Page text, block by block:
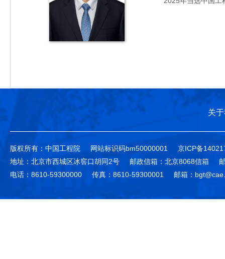
关
版权所有：中国工程院 网站标识码bm50000001
京ICP备
地址：北京市西城区冰窖口胡同2号
邮政信箱：北京8068信箱
电话：8610-59300000
传真：8610-59300001 邮箱：